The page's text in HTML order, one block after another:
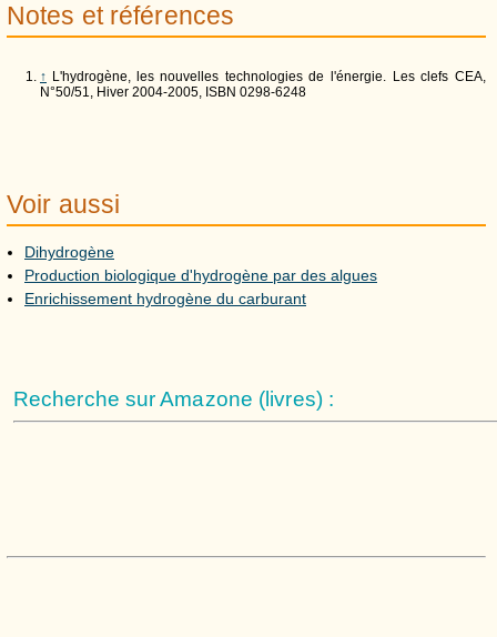
Notes et références
↑ L'hydrogène, les nouvelles technologies de l'énergie. Les clefs CEA,
N°50/51, Hiver 2004-2005, ISBN 0298-6248
Voir aussi
Dihydrogène
Production biologique d'hydrogène par des algues
Enrichissement hydrogène du carburant
Recherche sur Amazone (livres) :